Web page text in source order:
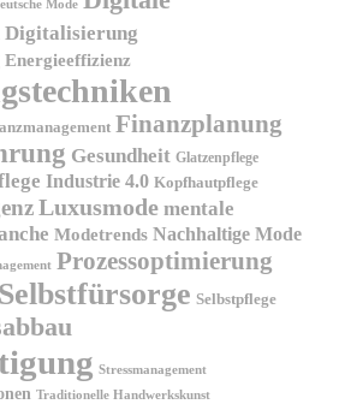
Mode
Digitalisierung
Energieeffizienz
Finanzplanung
Gesundheit Glatzenpflege
Industrie 4.0 Kopfhautpflege
Luxusmode mentale
Modetrends Nachhaltige Mode
Prozessoptimierung
Selbstfürsorge Selbstpflege
Stressmanagement
Traditionelle Handwerkskunst